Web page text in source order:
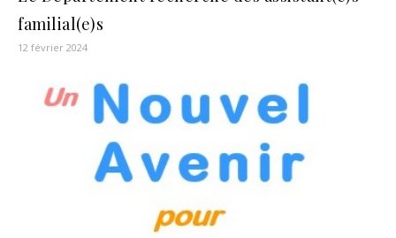
familial(e)s
12 février 2024